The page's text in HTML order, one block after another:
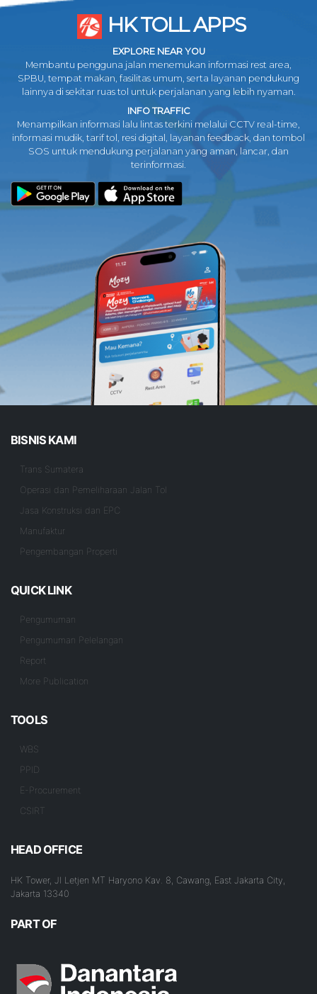
HK TOLL APPS
EXPLORE NEAR YOU
Membantu pengguna jalan menemukan informasi rest area,
SPBU, tempat makan, fasilitas umum, serta layanan pendukung
lainnya di sekitar ruas tol untuk perjalanan yang lebih nyaman.
INFO TRAFFIC
Menampilkan informasi lalu lintas terkini melalui CCTV real-time,
informasi mudik, tarif tol, resi digital, layanan feedback, dan tombol
SOS untuk mendukung perjalanan yang aman, lancar, dan
terinformasi.
BISNIS KAMI
Trans Sumatera
Operasi dan Pemeliharaan Jalan Tol
Jasa Konstruksi dan EPC
Manufaktur
Pengembangan Properti
QUICK LINK
Pengumuman
Pengumuman Pelelangan
Report
More Publication
TOOLS
WBS
PPID
E-Procurement
CSIRT
HEAD OFFICE
HK Tower, Jl Letjen MT Haryono Kav. 8, Cawang, East Jakarta City,
Jakarta 13340
PART OF